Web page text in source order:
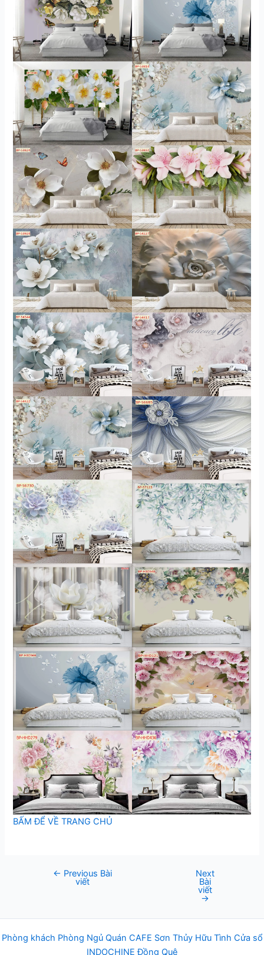
BẤM ĐỂ VỀ TRANG CHỦ
← Previous Bài
viết
Next
Bài
viết
→
Phòng khách Phòng Ngủ Quán CAFE Sơn Thủy Hữu Tình Cửa sổ
INDOCHINE Đồng Quê